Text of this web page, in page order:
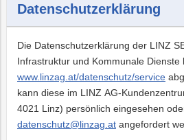
Datenschutzerklärung
Die Datenschutzerklärung der LINZ
Infrastruktur und Kommunale Dienste
www.linzag.at/datenschutz/service
kann diese im LINZ AG-
4021 Linz) persönlich eingesehen
datenschutz@linzag.at angefordert